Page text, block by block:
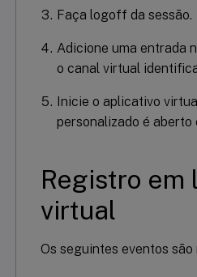
Faça logoff da sessão.
Adicione uma entrada
o canal virtual
Inicie o aplicativo
personalizado é aberto
Registro em
virtual
Os seguintes eventos